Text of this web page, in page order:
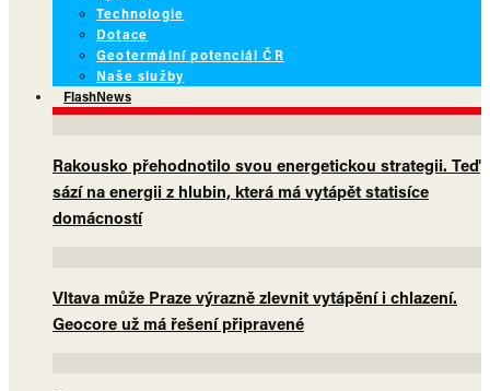
Technologie
Dotace
Geotermální potenciál ČR
Naše služby
FlashNews
Rakousko přehodnotilo svou energetickou strategii. Teď
sází na energii z hlubin, která má vytápět statisíce
domácností
Vltava může Praze výrazně zlevnit vytápění i chlazení.
Geocore už má řešení připravené